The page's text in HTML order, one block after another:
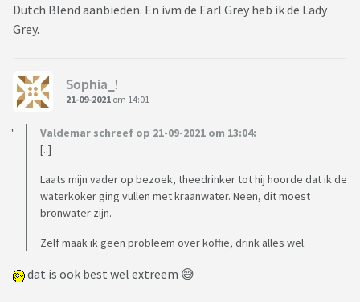
Dutch Blend aanbieden. En ivm de Earl Grey heb ik de Lady
Grey.
Sophia_!
21-09-2021 om 14:01
Valdemar schreef op 21-09-2021 om 13:04:
[..]
Laats mijn vader op bezoek, theedrinker tot hij hoorde dat ik de
waterkoker ging vullen met kraanwater. Neen, dit moest
bronwater zijn.
Zelf maak ik geen probleem over koffie, drink alles wel.
dat is ook best wel extreem 😅